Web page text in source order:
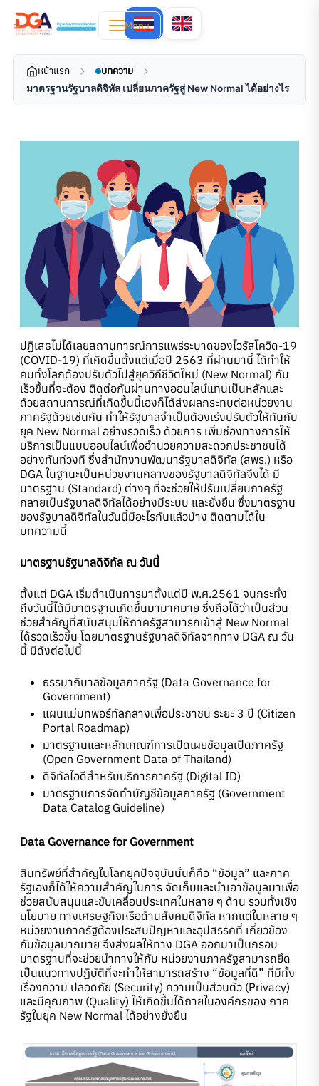
Menu
หน้าแรก บทความ
มาตรฐานรัฐบาลดิจิทัล เปลี่ยนภาครัฐสู่ New Normal ได้อย่างไร
ปฏิเสธไม่ได้เลยสถานการณ์การแพร่ระบาดของไวรัสโควิด-19
(COVID-19) ที่เกิดขึ้นตั้งแต่เมื่อปี 2563 ที่ผ่านมานี้ ได้ทำให้
คนทั้งโลกต้องปรับตัวไปสู่ยุควิถีชีวิตใหม่ (New Normal) กัน
เร็วขึ้นที่จะต้อง ติดต่อกันผ่านทางออนไลน์แทนเป็นหลักและ
ด้วยสถานการณ์ที่เกิดขึ้นนี้เองก็ได้ส่งผลกระทบต่อหน่วยงาน
ภาครัฐด้วยเช่นกัน ทำให้รัฐบาลจำเป็นต้องเร่งปรับตัวให้ทันกับ
ยุค New Normal อย่างรวดเร็ว ด้วยการ เพิ่มช่องทางการให้
บริการเป็นแบบออนไลน์เพื่ออำนวยความสะดวกประชาชนได้
อย่างทันท่วงที ซึ่งสำนักงานพัฒนารัฐบาลดิจิทัล (สพร.) หรือ
DGA ในฐานะเป็นหน่วยงานกลางของรัฐบาลดิจิทัลจึงได้ มี
มาตรฐาน (Standard) ต่างๆ ที่จะช่วยให้ปรับเปลี่ยนภาครัฐ
กลายเป็นรัฐบาลดิจิทัลได้อย่างมีระบบ และยั่งยืน ซึ่งมาตรฐาน
ของรัฐบาลดิจิทัลในวันนี้มีอะไรกันแล้วบ้าง ติดตามได้ใน
บทความนี้
มาตรฐานรัฐบาลดิจิทัล ณ วันนี้
ตั้งแต่ DGA เริ่มดำเนินการมาตั้งแต่ปี พ.ศ.2561 จนกระทั่ง
ถึงวันนี้ได้มีมาตรฐานเกิดขึ้นมามากมาย ซึ่งถือได้ว่าเป็นส่วน
ช่วยสำคัญที่สนับสนุนให้ภาครัฐสามารถเข้าสู่ New Normal
ได้รวดเร็วขึ้น โดยมาตรฐานรัฐบาลดิจิทัลจากทาง DGA ณ วัน
นี้ มีดังต่อไปนี้
ธรรมาภิบาลข้อมูลภาครัฐ (Data Governance for
Government)
แผนแม่บทพอร์ทัลกลางเพื่อประชาชน ระยะ 3 ปี (Citizen
Portal Roadmap)
มาตรฐานและหลักเกณฑ์การเปิดเผยข้อมูลเปิดภาครัฐ
(Open Government Data of Thailand)
ดิจิทัลไอดีสำหรับบริการภาครัฐ (Digital ID)
มาตรฐานการจัดทำบัญชีข้อมูลภาครัฐ (Government
Data Catalog Guideline)
Data Governance for Government
สินทรัพย์ที่สำคัญในโลกยุคปัจจุบันนั่นก็คือ “ข้อมูล” และภาค
รัฐเองก็ได้ให้ความสำคัญในการ จัดเก็บและนำเอาข้อมูลมาเพื่อ
ช่วยสนับสนุนและขับเคลื่อนประเทศในหลาย ๆ ด้าน รวมทั้งเชิง
นโยบาย ทางเศรษฐกิจหรือด้านสังคมดิจิทัล หากแต่ในหลาย ๆ
หน่วยงานภาครัฐต้องประสบปัญหาและอุปสรรคที่ เกี่ยวข้อง
กับข้อมูลมากมาย จึงส่งผลให้ทาง DGA ออกมาเป็นกรอบ
มาตรฐานที่จะช่วยนำทางให้กับ หน่วยงานภาครัฐสามารถยึด
เป็นแนวทางปฏิบัติที่จะทำให้สามารถสร้าง “ข้อมูลที่ดี” ที่มีทั้ง
เรื่องความ ปลอดภัย (Security) ความเป็นส่วนตัว (Privacy)
และมีคุณภาพ (Quality) ให้เกิดขึ้นได้ภายในองค์กรของ ภาค
รัฐในยุค New Normal ได้อย่างยั่งยืน